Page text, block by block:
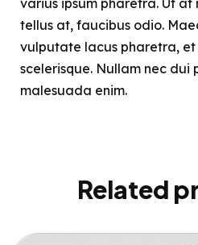
tellus at, faucibus odio.
vulputate lacus pharetra,
scelerisque. Nullam nec dui
malesuada enim.
Related